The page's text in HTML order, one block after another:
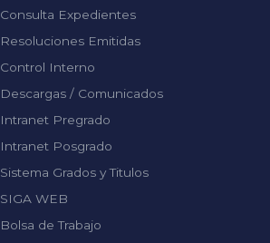
Consulta Expedientes
Resoluciones Emitidas
Control Interno
Descargas / Comunicados
Intranet Pregrado
Intranet Posgrado
Sistema Grados y Titulos
SIGA WEB
Bolsa de Trabajo